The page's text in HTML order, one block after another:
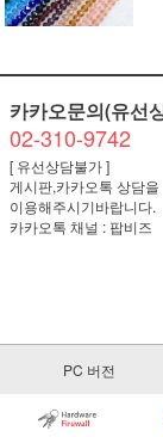
카카오문의(유선
02-310-9742
[ 유선상담불가 ]
게시판,카카오톡 상담을
이용해주시기바랍니다.
카카오톡 채널 : 팝비즈
PC 버전